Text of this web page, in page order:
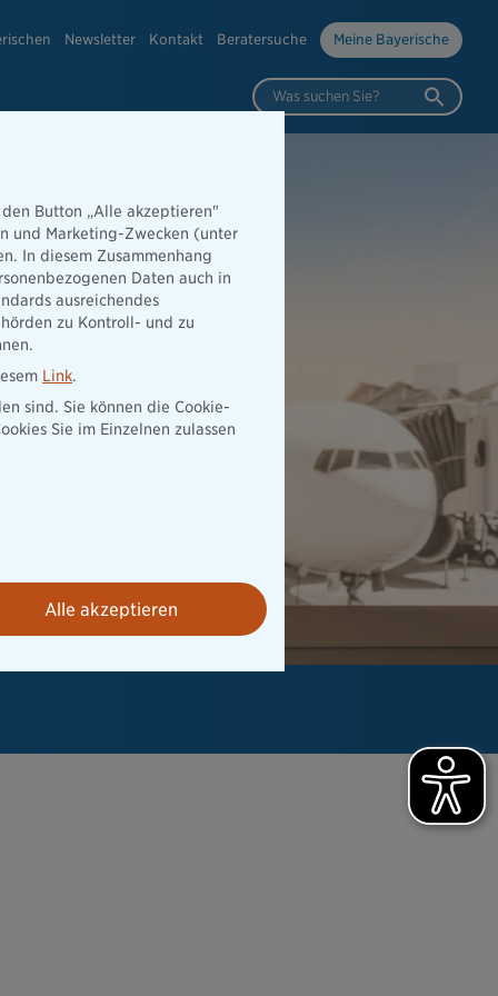
Newsletter Kontakt Beratersuche Meine Bayerische
Was suchen Sie?
Button „Alle akzeptieren"
und Marketing-Zwecken (unter
In diesem Zusammenhang
Daten auch in
ausreichendes
zu Kontroll- und zu
Link.
sind. Sie können die Cookie-
Sie im Einzelnen zulassen
Alle akzeptieren